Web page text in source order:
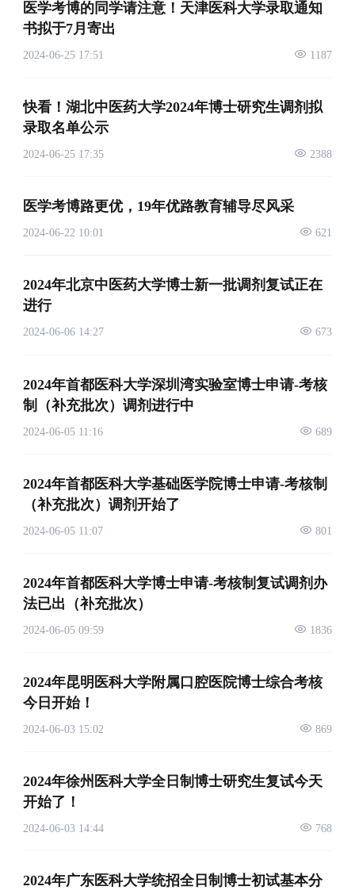
医学考博的同学请注意！天津医科大学录取通知
书拟于7月寄出
2024-06-25 17:51 1187
快看！湖北中医药大学2024年博士研究生调剂拟
录取名单公示
2024-06-25 17:35 2388
医学考博路更优，19年优路教育辅导尽风采
2024-06-22 10:01 621
2024年北京中医药大学博士新一批调剂复试正在
进行
2024-06-06 14:27 673
2024年首都医科大学深圳湾实验室博士申请-考核
制（补充批次）调剂进行中
2024-06-05 11:16 689
2024年首都医科大学基础医学院博士申请-考核制
（补充批次）调剂开始了
2024-06-05 11:07 801
2024年首都医科大学博士申请-考核制复试调剂办
法已出（补充批次）
2024-06-05 09:59 1836
2024年昆明医科大学附属口腔医院博士综合考核
今日开始！
2024-06-03 15:02 869
2024年徐州医科大学全日制博士研究生复试今天
开始了！
2024-06-03 14:44 768
2024年广东医科大学统招全日制博士初试基本分